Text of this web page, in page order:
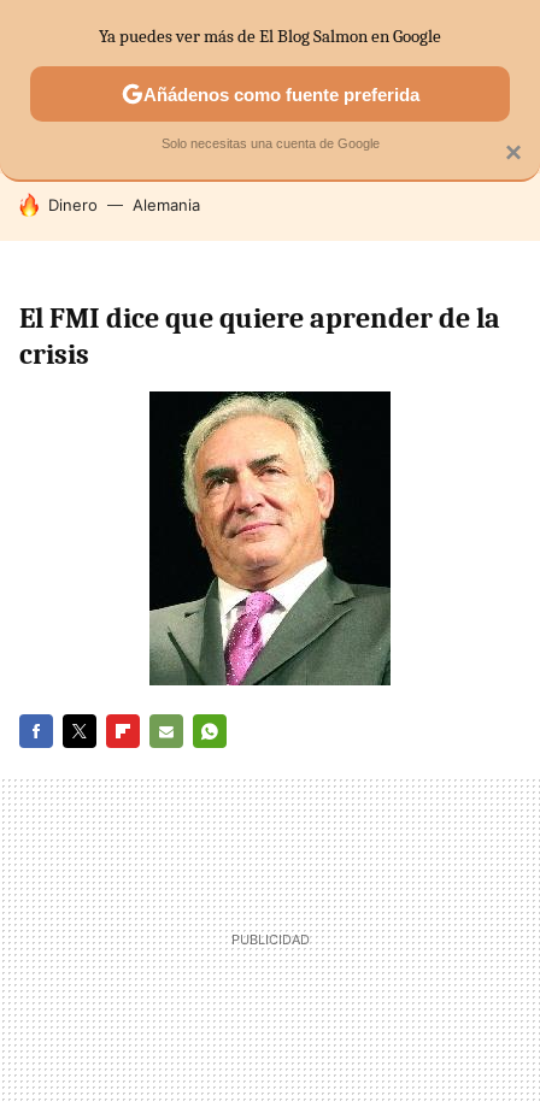
SECTORES ECONOMÍA DOMÉSTICA MERCADOS
HOY SE HABLA DE
Dinero Alemania
El FMI dice que quiere aprender de la
crisis
MAIL
×
Ya puedes ver más de El Blog Salmon en Google
Añádenos como fuente preferida
Solo necesitas una cuenta de Google